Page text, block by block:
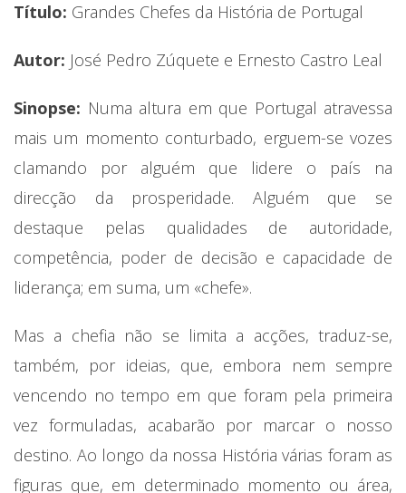
Título: Grandes Chefes da História de Portugal
Autor: José Pedro Zúquete e Ernesto Castro Leal
Sinopse: Numa altura em que Portugal atravessa
mais um momento conturbado, erguem-se vozes
clamando por alguém que lidere o país na
direcção da prosperidade. Alguém que se
destaque pelas qualidades de autoridade,
competência, poder de decisão e capacidade de
liderança; em suma, um «chefe».
Mas a chefia não se limita a acções, traduz-se,
também, por ideias, que, embora nem sempre
vencendo no tempo em que foram pela primeira
vez formuladas, acabarão por marcar o nosso
destino. Ao longo da nossa História várias foram as
figuras que, em determinado momento ou área,